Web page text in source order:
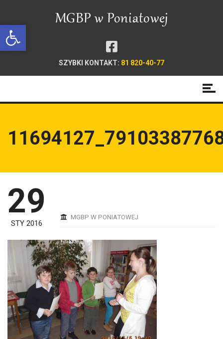
Open toolbar
SZYBKI KONTAKT: 81 820-40-77
29
STY 2016
MGBP W PONIATOWEJ